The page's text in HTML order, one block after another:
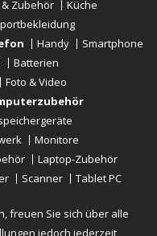
Zubehör
Küche
Handy
Smartphone
Batterien
Foto & Video
Monitore
Laptop-Zubehör
Scanner
Tablet PC
freuen Sie sich über alle
jedoch jederzeit